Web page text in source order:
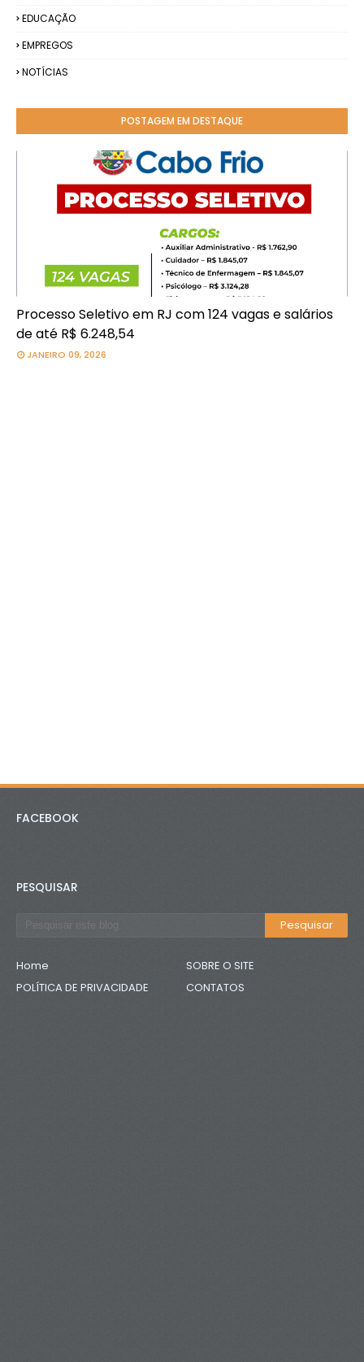
EDUCAÇÃO
EMPREGOS
NOTÍCIAS
POSTAGEM EM DESTAQUE
Processo Seletivo em RJ com 124 vagas e salários
de até R$ 6.248,54
JANEIRO 09, 2026
FACEBOOK
PESQUISAR
Home
SOBRE O SITE
POLÍTICA DE PRIVACIDADE
CONTATOS